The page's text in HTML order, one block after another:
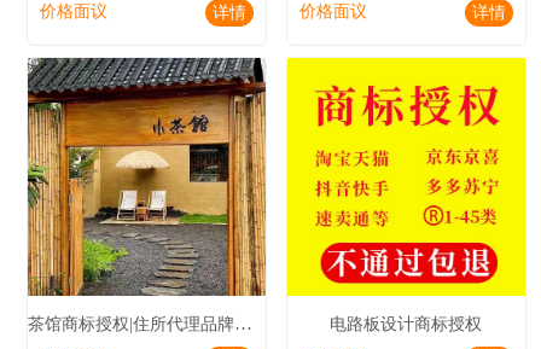
价格面议
详情
价格面议
详情
茶馆商标授权|住所代理品牌授权|咖啡馆商标授权
电路板设计商标授权